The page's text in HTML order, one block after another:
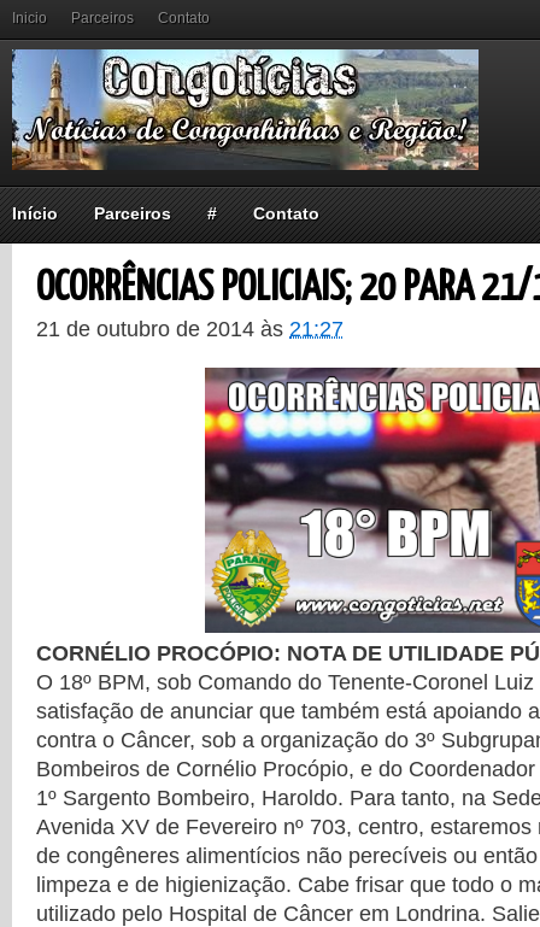
Inicio Parceiros Contato
Início Parceiros # Contato
OCORRÊNCIAS POLICIAIS; 20 PARA
21 de outubro de 2014 às 21:27
CORNÉLIO PROCÓPIO: NOTA DE UTILIDADE
O 18º BPM, sob Comando do Tenente-Coronel
satisfação de anunciar que também está apoiando
contra o Câncer, sob a organização do 3º
Bombeiros de Cornélio Procópio, e do
1º Sargento Bombeiro, Haroldo. Para tanto, na
Avenida XV de Fevereiro nº 703, centro,
de congêneres alimentícios não perecíveis ou
limpeza e de higienização. Cabe frisar que todo o
utilizado pelo Hospital de Câncer em Londrina.